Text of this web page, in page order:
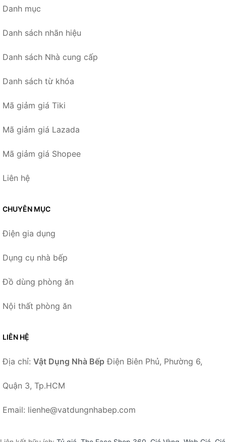
Danh mục
Danh sách nhãn hiệu
Danh sách Nhà cung cấp
Danh sách từ khóa
Mã giảm giá Tiki
Mã giảm giá Lazada
Mã giảm giá Shopee
Liên hệ
CHUYÊN MỤC
Điện gia dụng
Dụng cụ nhà bếp
Đồ dùng phòng ăn
Nội thất phòng ăn
LIÊN HỆ
Địa chỉ: Vật Dụng Nhà Bếp Điện Biên Phủ, Phường 6,
Quận 3, Tp.HCM
Email: lienhe@vatdungnhabep.com